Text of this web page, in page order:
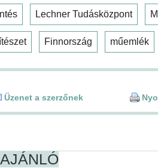
Lechner Tudásközpont
Finnország műemlék
Üzenet a szerzőnek